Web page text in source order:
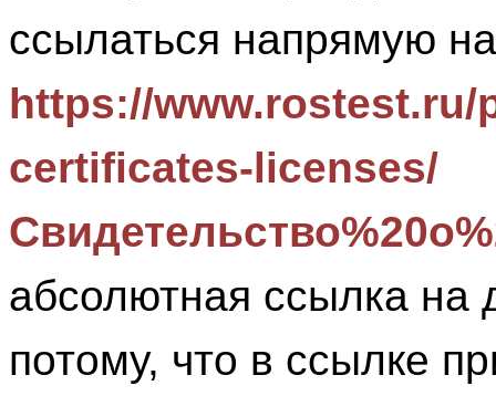
ссылаться напрямую
https://
certificates-licenses/
абсолютная ссылка на
потому, что в ссылке